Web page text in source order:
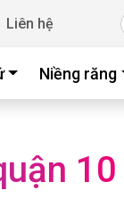
Liên hệ
Niềng răng
10